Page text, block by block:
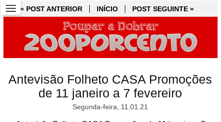
« POST ANTERIOR INÍCIO POST SEGUINTE »
Antevisão Folheto CASA Promoções
de 11 janeiro a 7 fevereiro
Segunda-feira, 11.01.21
« POST ANTERIOR INÍCIO POST SEGUINTE »